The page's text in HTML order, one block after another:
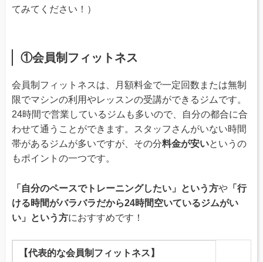
てみてください！）
①会員制フィットネス
会員制フィットネスは、月額料金で一定回数または無制
限でマシンの利用やレッスンの受講ができるジムです。
24時間で営業しているジムも多いので、自分の都合に合
わせて通うことができます。スタッフさんがいない時間
帯があるジムが多いですが、その分料金が安いというの
もポイントの一つです。
「自分のペースでトレーニングしたい」という方や 「行
ける時間がバラバラだから24時間空いているジムがい
い」という方におすすめです！
【代表的な会員制フィットネス】